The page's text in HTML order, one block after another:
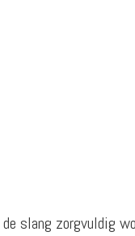
slang zorgvuldig